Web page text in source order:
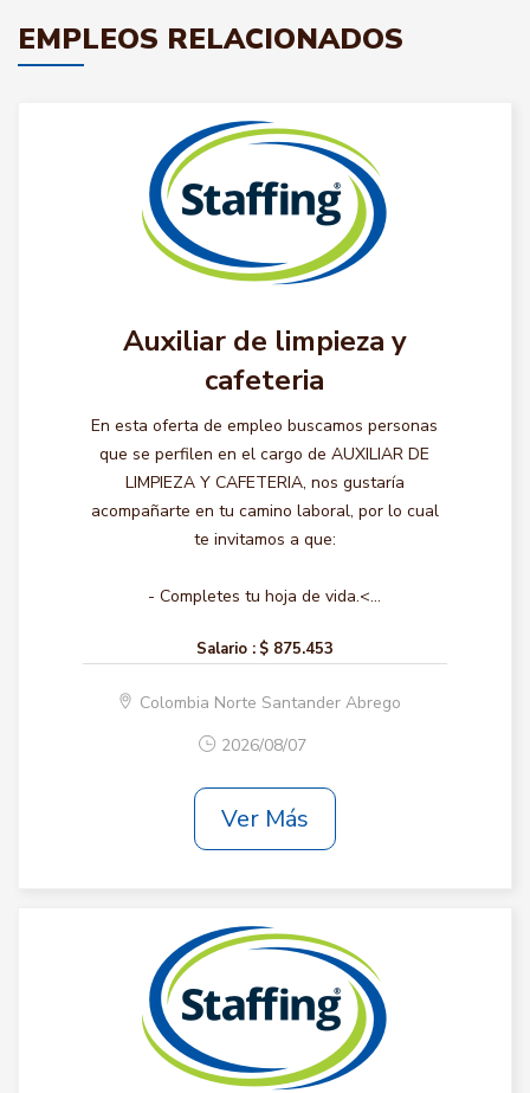
EMPLEOS RELACIONADOS
Auxiliar de limpieza y
cafeteria
En esta oferta de empleo buscamos personas
que se perfilen en el cargo de AUXILIAR DE
LIMPIEZA Y CAFETERIA, nos gustaría
acompañarte en tu camino laboral, por lo cual
te invitamos a que:
- Completes tu hoja de vida.<...
Salario : $ 875.453
Colombia Norte Santander Abrego
2026/08/07
Ver Más